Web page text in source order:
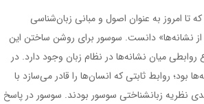
امروز به عنوان اصول و مبانی زبان‌شناسی
‌از نشانه‌ها» دانست. سوسور برای روشن ساختن این
دو مساله دیگر شد: ۱) نشانه زبان‌شناسانه چیست؟ و ۲) چه نوع روابطی میان نشانه‌ها در نظام زبان وجود دارد. در
روابط ثابتی که انسان‌ها را قادر می‌سازد با
نظریه زبانشناختی سوسور بودند. سوسور در پاسخ